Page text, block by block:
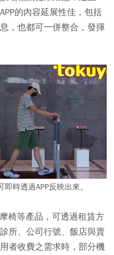
的內容延展性佳，包括
，也都可一併整合，發揮
時透過APP反映出來。
椅等產品，可透過租賃方
所、公司行號、飯店與賣
者收費之需求時，部分機